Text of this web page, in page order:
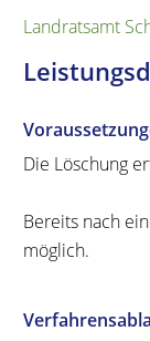
Landratsamt
Die Löschung
Bereits nach
möglich.